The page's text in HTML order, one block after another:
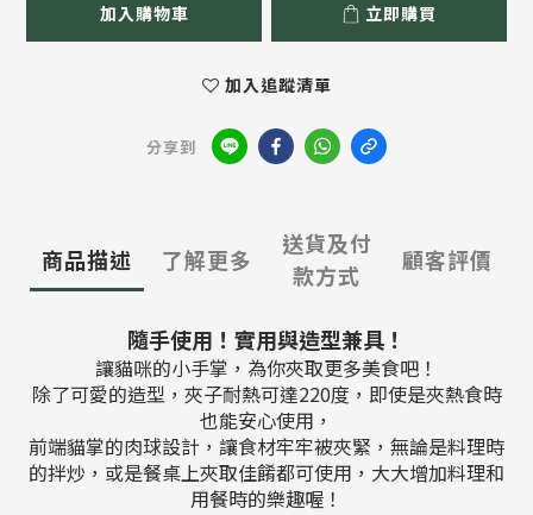
加入購物車 立即購買
加入追蹤清單
分享到
商品描述 了解更多
送貨及付
款方式
顧客評價
隨手使用！實用與造型兼具 ！
讓貓咪的小手掌 ，為你夾取更多美食吧 ！
除了可愛的造型， 夾子耐熱可達220度，即使是夾熱食時
也能安心使用，
前端貓掌的肉球設計，讓食材牢牢被夾緊，無論是料理時
的拌炒，或是餐桌上夾取佳餚都可使用，大大增加料理和
用餐時的樂趣喔！